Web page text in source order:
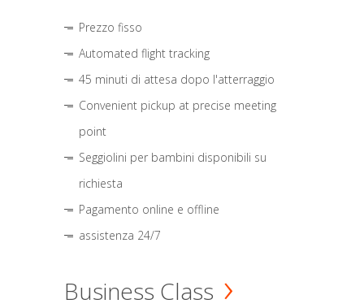
Prezzo fisso
Automated flight tracking
45 minuti di attesa dopo l'atterraggio
Convenient pickup at precise meeting
point
Seggiolini per bambini disponibili su
richiesta
Pagamento online e offline
assistenza 24/7
Business Class